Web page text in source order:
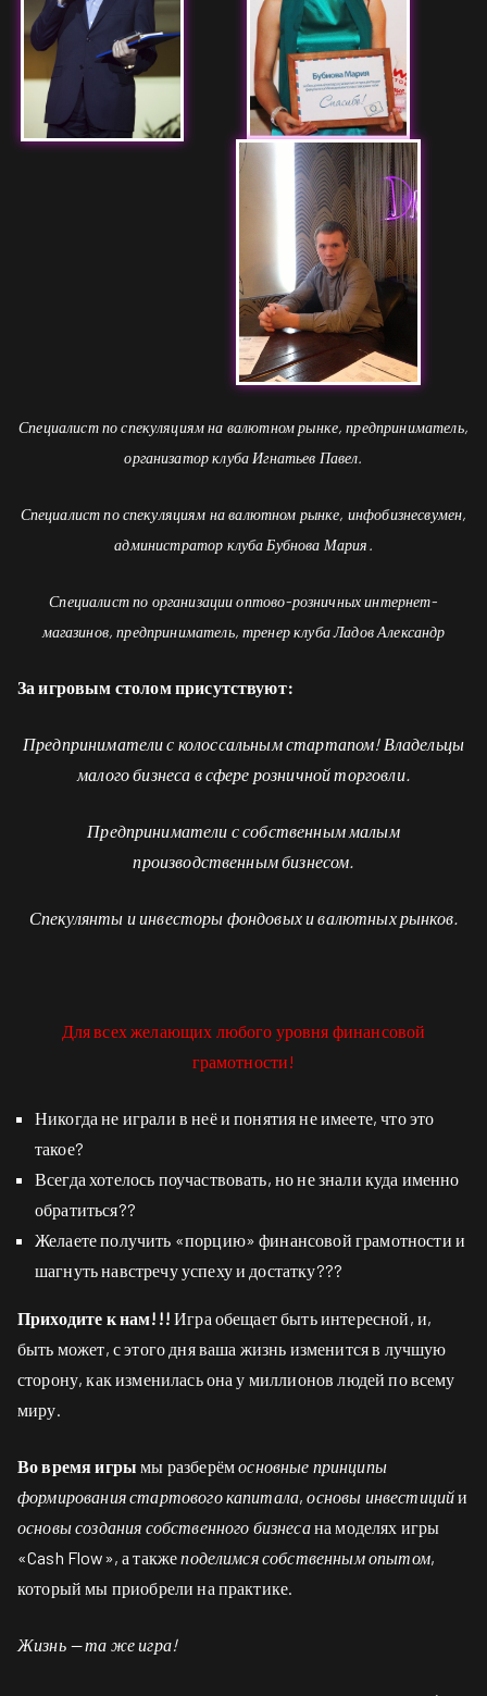
Специалист по спекуляциям на валютном рынке, предприниматель,
организатор клуба Игнатьев Павел.
Специалист по спекуляциям на валютном рынке, инфобизнесвумен,
администратор клуба Бубнова Мария.
Специалист по организации оптово-розничных интернет-
магазинов, предприниматель, тренер клуба Ладов Александр
За игровым столом присутствуют:
Предприниматели с колоссальным стартапом! Владельцы
малого бизнеса в сфере розничной торговли.
Предприниматели с собственным малым
производственным бизнесом.
Спекулянты и инвесторы фондовых и валютных рынков.
Для всех желающих любого уровня финансовой
грамотности!
Никогда не играли в неё и понятия не имеете, что это
такое?
Всегда хотелось поучаствовать, но не знали куда именно
обратиться??
Желаете получить «порцию» финансовой грамотности и
шагнуть навстречу успеху и достатку???
Приходите к нам!!!Игра обещает быть интересной, и,
быть может, с этого дня ваша жизнь изменится в лучшую
сторону, как изменилась она у миллионов людей по всему
миру.
Во время игры мы разберёмосновные принципы
формирования стартового капитала,основы инвестицийи
основы создания собственного бизнесана моделях игры
«Cash Flow», а такжеподелимся собственным опытом,
который мы приобрели на практике.
Жизнь — та же игра!